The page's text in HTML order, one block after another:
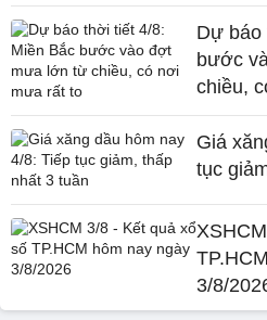
Dự báo
bước
chiều,
Giá
tục
3/8/